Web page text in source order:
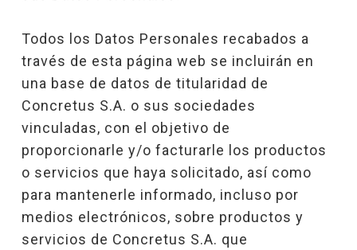
Todos los Datos Personales recabados a
través de esta página web se incluirán en
una base de datos de titularidad de
Concretus S.A. o sus sociedades
vinculadas, con el objetivo de
proporcionarle y/o facturarle los productos
o servicios que haya solicitado, así como
para mantenerle informado, incluso por
medios electrónicos, sobre productos y
servicios de Concretus S.A. que